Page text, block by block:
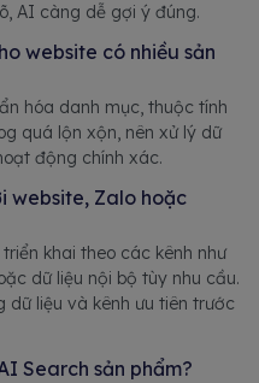
AI càng dễ gợi ý đúng.
website có nhiều sản
hóa danh mục, thuộc tính
quá lộn xộn, nên xử lý dữ
động chính xác.
website, Zalo hoặc
khai theo các kênh như
dữ liệu nội bộ tùy nhu cầu.
dữ liệu và kênh ưu tiên trước
Search sản phẩm?